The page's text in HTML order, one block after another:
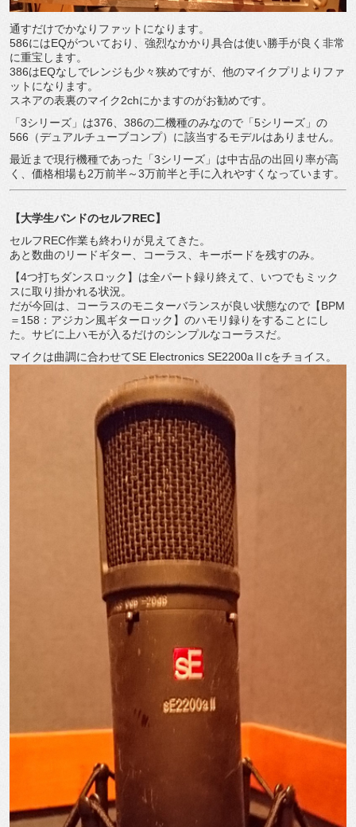
通すだけでかなりファットになります。
586にはEQがついており、強烈なかかり具合は使い勝手が良く非常
に重宝します。
386はEQなしでレンジも少々狭めですが、他のマイクプリよりファ
ットになります。
スネアの表裏のマイク2chにかますのがお勧めです。
「3シリーズ」は376、386の二機種のみなので「5シリーズ」の
566（デュアルチューブコンプ）に該当するモデルはありません。
最近まで現行機種であった「3シリーズ」は中古品の出回り率が高
く、価格相場も2万前半～3万前半と手に入れやすくなっています。
【大学生バンドのセルフREC】
セルフREC作業も終わりが見えてきた。
あと数曲のリードギター、コーラス、キーボードを残すのみ。
【4つ打ちダンスロック】は全パート録り終えて、いつでもミック
スに取り掛かれる状況。
だが今回は、コーラスのモニターバランスが良い状態なので【BPM
＝158：アジカン風ギターロック】のハモリ録りをすることにし
た。サビに上ハモが入るだけのシンプルなコーラスだ。
マイクは曲調に合わせてSE Electronics SE2200aⅡcをチョイス。